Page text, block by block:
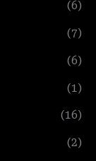
(6)
(7)
(6)
(1)
(16)
(2)